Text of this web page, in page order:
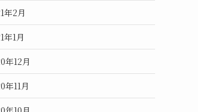
年2月
年1月
年12月
年11月